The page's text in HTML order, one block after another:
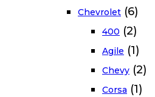
Chevrolet (6)
400 (2)
Agile (1)
Chevy (2)
Corsa (1)